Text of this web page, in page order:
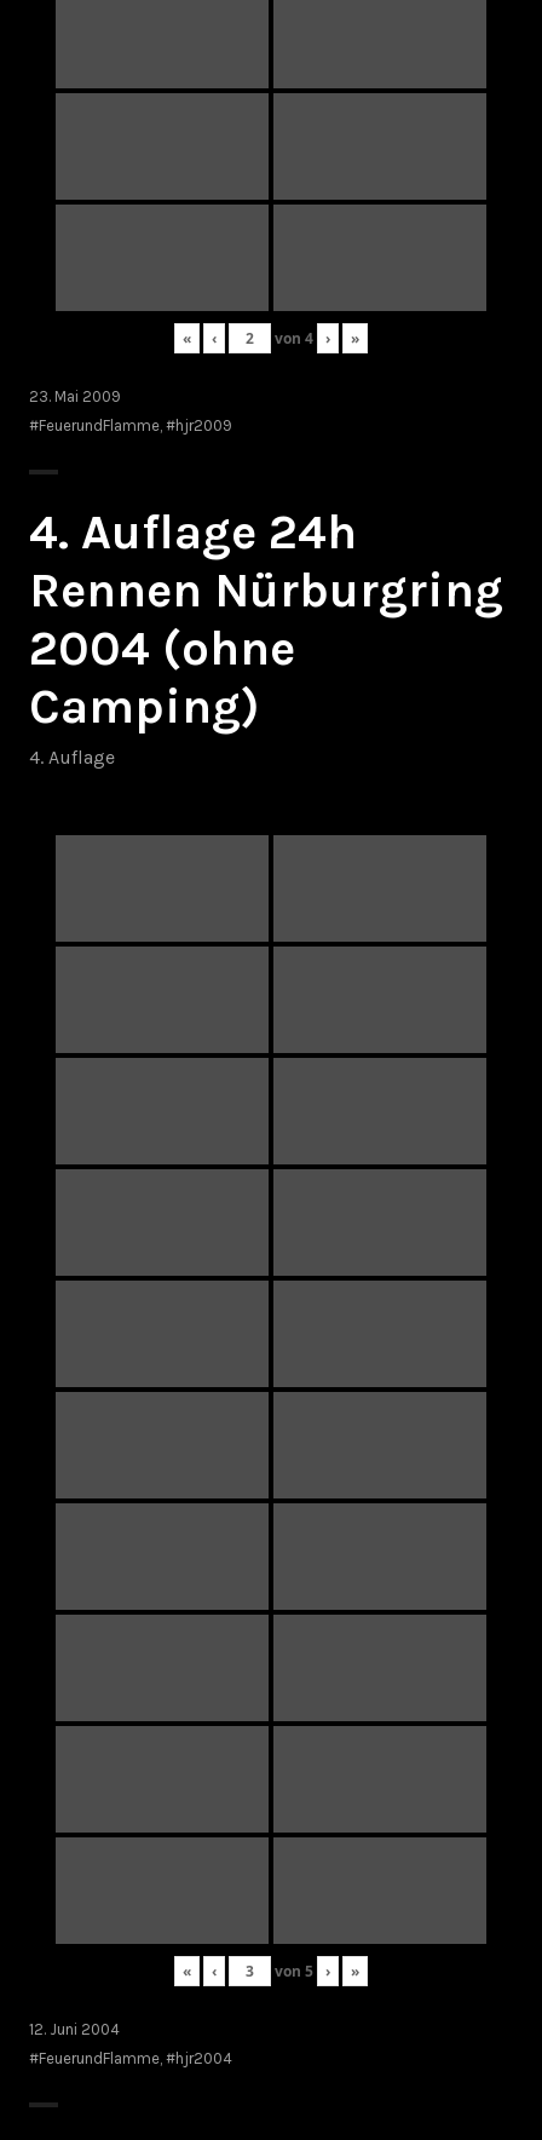
« ‹ von 4 › »
23. Mai 2009
#FeuerundFlamme #hjr2009
4. Auflage 24h
Rennen Nürburgring
2004 (ohne
Camping)
4. Auflage
« ‹ von 5 › »
12. Juni 2004
#FeuerundFlamme #hjr2004